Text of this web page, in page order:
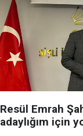
Resül Emrah
adaylığım için